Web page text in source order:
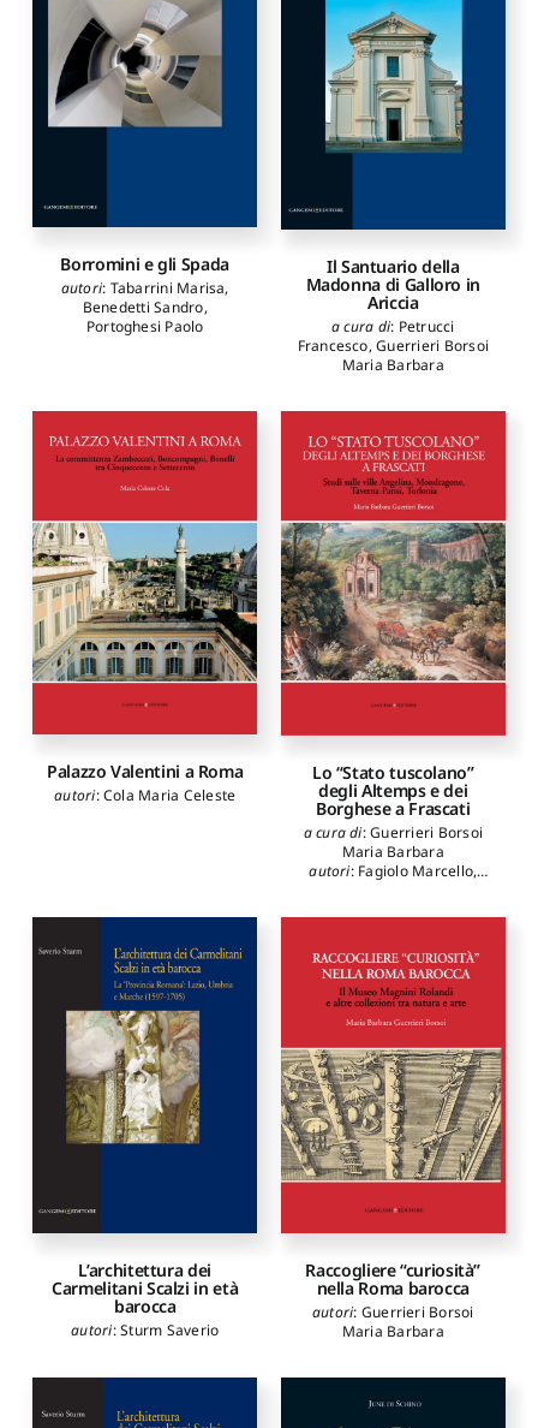
Borromini e gli Spada
autori: Tabarrini Marisa,
Benedetti Sandro,
Portoghesi Paolo
Il Santuario della
Madonna di Galloro in
Ariccia
a cura di: Petrucci
Francesco,Guerrieri Borsoi
Maria Barbara
Palazzo Valentini a Roma
autori:Cola Maria Celeste
Lo “Stato tuscolano”
degli Altemps e dei
Borghese a Frascati
a cura di:Guerrieri Borsoi
Maria Barbara
autori: Fagiolo Marcello,
L’architettura dei
Carmelitani Scalzi in età
barocca
autori:Sturm Saverio
Raccogliere “curiosità”
nella Roma barocca
autori: Guerrieri Borsoi
Maria Barbara